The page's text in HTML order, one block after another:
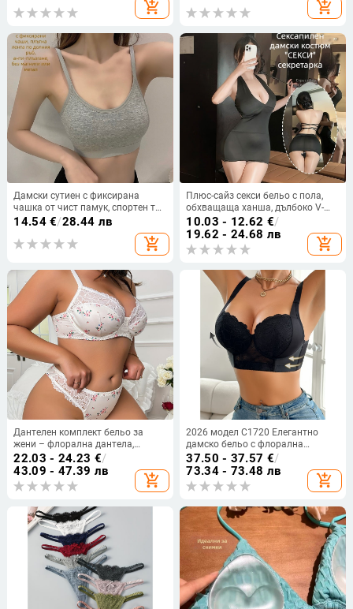
add_shopping_cart add_shopping_cart
Дамски сутиен с фиксирана
чашка от чист памук, спортен топ
с повдигащ ефект и фиксирана
чашка, без стоманени пръстени,
еднокомпонентен сутиен
14.54€/28.44 лв
add_shopping_cart
Плюс-сайз секси бельо с пола,
обхващаща ханша, дълбоко V-
образно деколте, униформа за
ролева игра
10.03 - 12.62 €/
19.62 - 24.68 лв
add_shopping_cart
Дантелен комплект бельо за
жени – флорална дантела,
полиестер 70–80%, опакован в
торба
22.03 - 24.23 €/
43.09 - 47.39 лв
add_shopping_cart
2026 модел C1720 Елегантно
дамско бельо с флорална
дантела и метално телче
37.50 - 37.57 €/
73.34 - 73.48 лв
add_shopping_cart